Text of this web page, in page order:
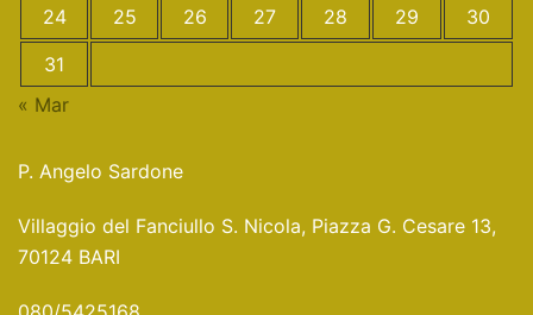
24
25 26 27 28 29
30
31
« Mar
P. Angelo Sardone
Villaggio del Fanciullo S. Nicola, Piazza G. Cesare 13,
70124 BARI